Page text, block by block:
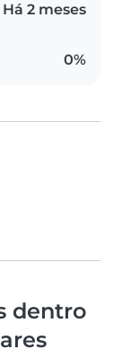
Há 2 meses
0%
dentro